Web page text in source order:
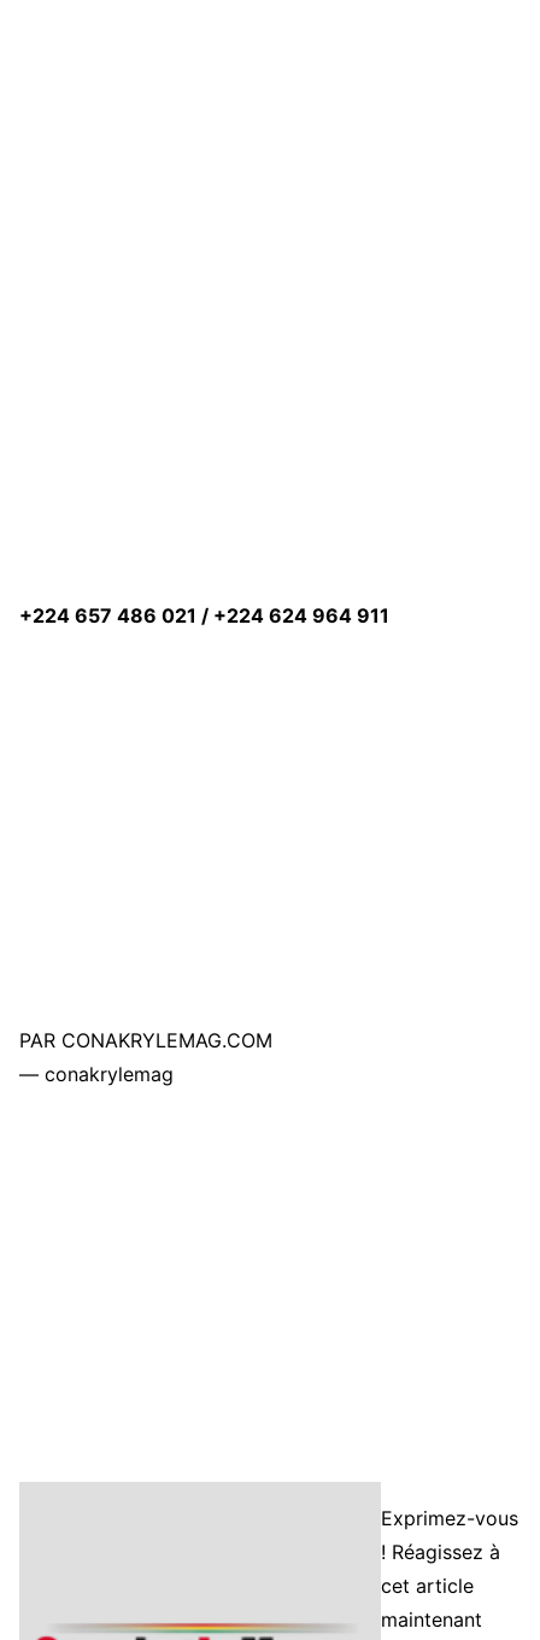
+224 657 486 021 / +224 624 964 911
PAR CONAKRYLEMAG.COM
— conakrylemag
Exprimez-vous
! Réagissez à
cet article
maintenant